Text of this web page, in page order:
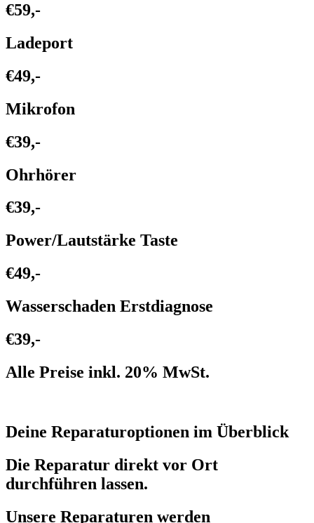
€59,-
Ladeport
€49,-
Mikrofon
€39,-
Ohrhörer
€39,-
Power/Lautstärke Taste
€49,-
Wasserschaden Erstdiagnose
€39,-
Alle Preise inkl. 20% MwSt.
Deine Reparaturoptionen im Überblick
Die Reparatur direkt vor Ort
durchführen lassen.
Unsere Reparaturen werden